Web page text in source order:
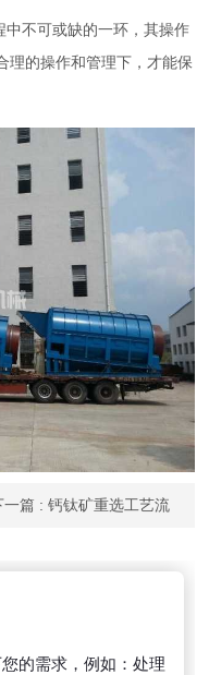
中不可或缺的一环，其操作
理的操作和管理下，才能保
一篇 : 钙钛矿重选工艺流
的需求，例如：处理